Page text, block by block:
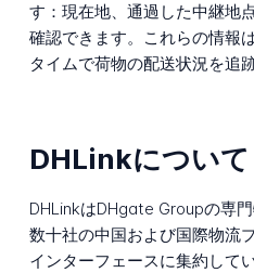
す：現在地、通過した中継地
確認できます。これらの情報
タイムで荷物の配送状況を追
DHLinkについて
DHLinkはDHgate Groupの専
数十社の中国および国際物流
インターフェースに集約して